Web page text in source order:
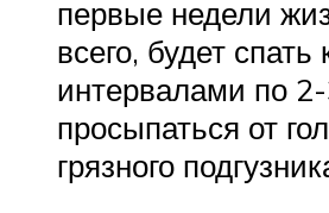
первые недели
всего, будет спать
интервалами по
просыпаться от
грязного